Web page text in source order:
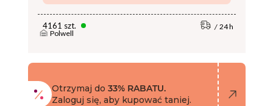
4161 szt.
Polwell
24 h
Otrzymaj do 33% RABATU.
Zaloguj się, aby kupować taniej.